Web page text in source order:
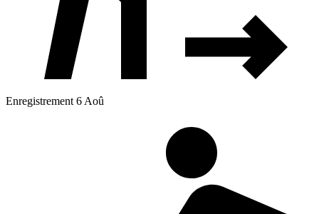
Enregistrement 6 Aoû